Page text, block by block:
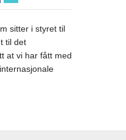
sitter i styret til
til det
at vi har fått med